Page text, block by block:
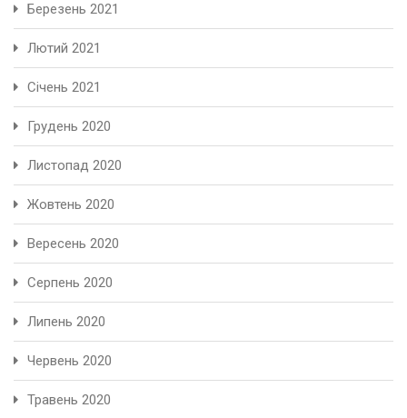
Березень 2021
Лютий 2021
Січень 2021
Грудень 2020
Листопад 2020
Жовтень 2020
Вересень 2020
Серпень 2020
Липень 2020
Червень 2020
Травень 2020